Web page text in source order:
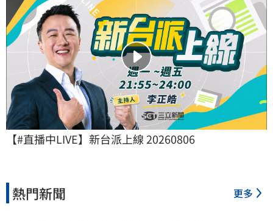
【#直播中LIVE】新台派上線 20260806
熱門新聞 更多